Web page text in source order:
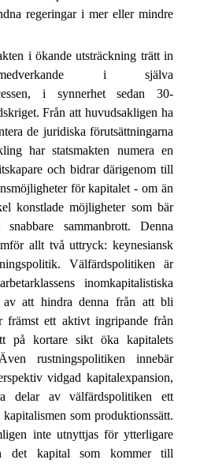
regeringar i mer eller mindre
i ökande utsträckning trätt in
i själva
i synnerhet sedan 30-
Från att huvudsakligen ha
de juridiska förutsättningarna
har statsmakten numera en
och bidrar därigenom till
för kapitalet - om än
konstlade möjligheter som bär
sammanbrott. Denna
allt två uttryck: keynesiansk
Välfärdspolitiken är
inomkapitalistiska
av att hindra denna från att bli
främst ett aktivt ingripande från
på kortare sikt öka kapitalets
rustningspolitiken innebär
vidgad kapitalexpansion,
delar av välfärdspolitiken ett
som produktionssätt.
inte utnyttjas för ytterligare
det kapital som kommer till